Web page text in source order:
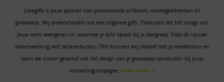
Limegifts is jouw partner voor promotionele artikelen, relatiegeschenken en
giveaways. Wij onderscheiden ons met originele gifts. Producten die het imago van
jouw merk weergeven en waarmee je écht opvalt bij je doelgroep. Door de nauwe
samenwerking met reclamebureau TRN kunnen wij creatief met je meedenken en
laten we indien gewenst ook het design van je giveaways aansluiten bij jouw
marketingcampagne. Lees meer >